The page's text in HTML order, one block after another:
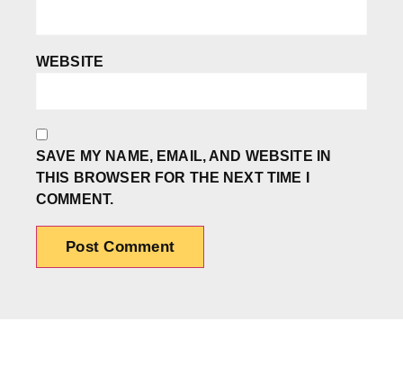
WEBSITE
SAVE MY NAME, EMAIL, AND WEBSITE IN
THIS BROWSER FOR THE NEXT TIME I
COMMENT.